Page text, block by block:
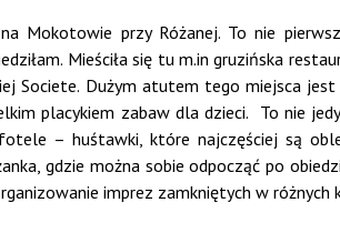
Mokotowie przy Różanej. To nie
Mieściła się tu m.in gruzińska
Societe. Dużym atutem tego miejsca
placykiem zabaw dla dzieci. To nie
– huśtawki, które najczęściej są
gdzie można sobie odpocząć po
imprez zamkniętych w różnych